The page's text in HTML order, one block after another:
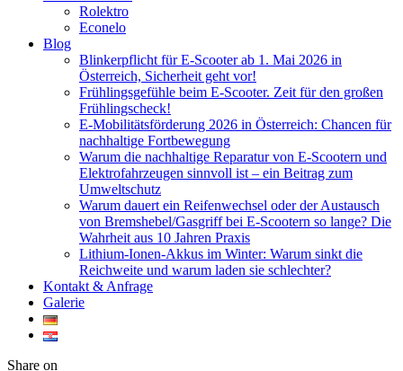
Rolektro
Econelo
Blog
Blinkerpflicht für E-Scooter ab 1. Mai 2026 in
Österreich, Sicherheit geht vor!
Frühlingsgefühle beim E-Scooter. Zeit für den großen
Frühlingscheck!
E-Mobilitätsförderung 2026 in Österreich: Chancen für
nachhaltige Fortbewegung
Warum die nachhaltige Reparatur von E-Scootern und
Elektrofahrzeugen sinnvoll ist – ein Beitrag zum
Umweltschutz
Warum dauert ein Reifenwechsel oder der Austausch
von Bremshebel/Gasgriff bei E-Scootern so lange? Die
Wahrheit aus 10 Jahren Praxis
Lithium-Ionen-Akkus im Winter: Warum sinkt die
Reichweite und warum laden sie schlechter?
Kontakt & Anfrage
Galerie
Share on